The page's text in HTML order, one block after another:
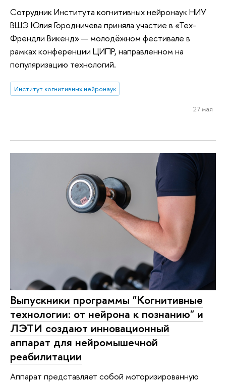
Сотрудник Института когнитивных нейронаук НИУ
ВШЭ Юлия Городничева приняла участие в «Тех-
Френдли Викенд» — молодёжном фестивале в
рамках конференции ЦИПР, направленном на
популяризацию технологий.
Институт когнитивных нейронаук
27 мая
Выпускники программы "Когнитивные
технологии: от нейрона к познанию" и
ЛЭТИ создают инновационный
аппарат для нейромышечной
реабилитации
Аппарат представляет собой моторизированную